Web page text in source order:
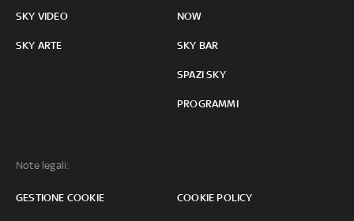
SKY VIDEO
SKY ARTE
NOW
SKY BAR
SPAZI SKY
PROGRAMMI
Note legali:
GESTIONE COOKIE COOKIE POLICY